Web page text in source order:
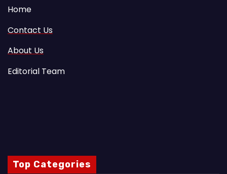
Home
Contact Us
About Us
Editorial Team
Top Categories